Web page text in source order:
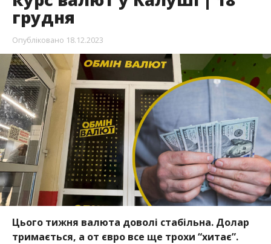
грудня
Опубліковано 18.12.2023
Цього тижня валюта доволі стабільна. Долар
тримається, а от євро все ще трохи “хитає”.